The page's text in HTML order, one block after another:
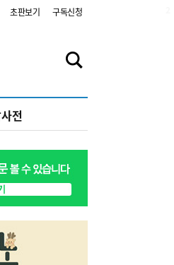
초판보기 구독신청
전